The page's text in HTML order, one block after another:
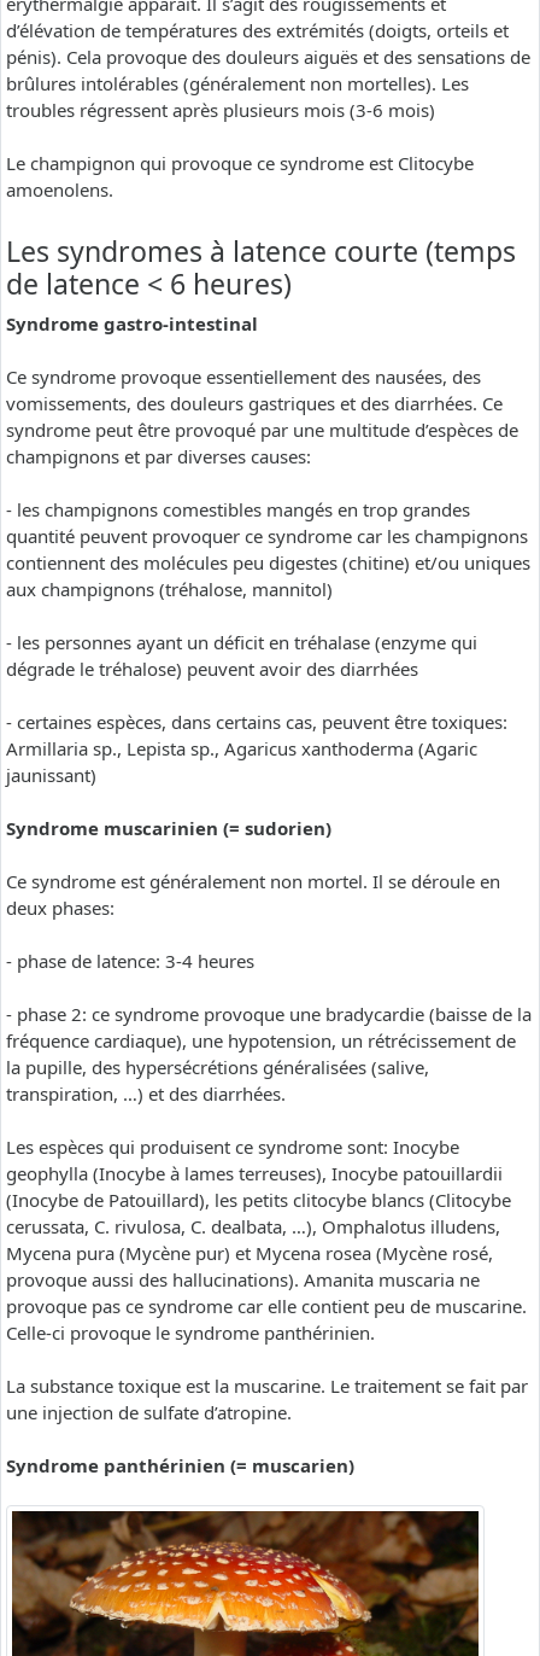
d’élévation de températures des extrémités (doigts, orteils et
pénis). Cela provoque des douleurs aiguës et des sensations de
brûlures intolérables (généralement non mortelles). Les
troubles régressent après plusieurs mois (3-6 mois)
Le champignon qui provoque ce syndrome est Clitocybe
amoenolens.
Les syndromes à latence courte (temps
de latence < 6 heures)
Syndrome gastro-intestinal
Ce syndrome provoque essentiellement des nausées, des
vomissements, des douleurs gastriques et des diarrhées. Ce
syndrome peut être provoqué par une multitude d’espèces de
champignons et par diverses causes:
- les champignons comestibles mangés en trop grandes
quantité peuvent provoquer ce syndrome car les champignons
contiennent des molécules peu digestes (chitine) et/ou uniques
aux champignons (tréhalose, mannitol)
- les personnes ayant un déficit en tréhalase (enzyme qui
dégrade le tréhalose) peuvent avoir des diarrhées
- certaines espèces, dans certains cas, peuvent être toxiques:
Armillaria sp., Lepista sp., Agaricus xanthoderma (Agaric
jaunissant)
Syndrome muscarinien (= sudorien)
Ce syndrome est généralement non mortel. Il se déroule en
deux phases:
- phase de latence: 3-4 heures
- phase 2: ce syndrome provoque une bradycardie (baisse de la
fréquence cardiaque), une hypotension, un rétrécissement de
la pupille, des hypersécrétions généralisées (salive,
transpiration, …) et des diarrhées.
Les espèces qui produisent ce syndrome sont: Inocybe
geophylla (Inocybe à lames terreuses), Inocybe patouillardii
(Inocybe de Patouillard), les petits clitocybe blancs (Clitocybe
cerussata, C. rivulosa, C. dealbata, …), Omphalotus illudens,
Mycena pura (Mycène pur) et Mycena rosea (Mycène rosé,
provoque aussi des hallucinations). Amanita muscaria ne
provoque pas ce syndrome car elle contient peu de muscarine.
Celle-ci provoque le syndrome panthérinien.
La substance toxique est la muscarine. Le traitement se fait par
une injection de sulfate d’atropine.
Syndrome panthérinien (= muscarien)